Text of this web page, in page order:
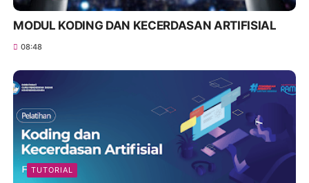
MODUL KODING DAN KECERDASAN ARTIFISIAL
08:48
TUTORIAL